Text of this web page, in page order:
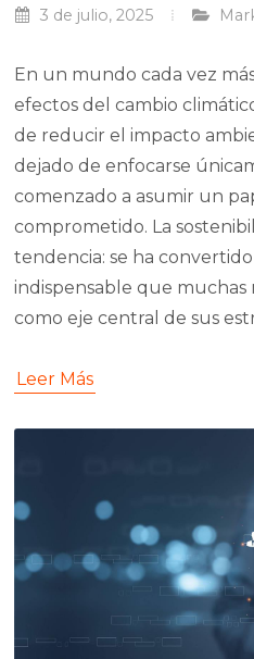
3 de julio, 2025
En un mundo cada vez
efectos del cambio
de reducir el impacto
dejado de enfocarse
comenzado a asumir un
comprometido. La
tendencia: se ha
indispensable que muchas
como eje central de sus
Leer Más